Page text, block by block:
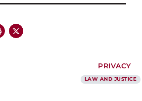
PRIVACY
LAW AND JUSTICE